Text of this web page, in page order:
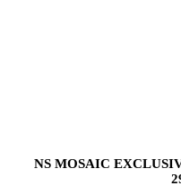
NS MOSAIC